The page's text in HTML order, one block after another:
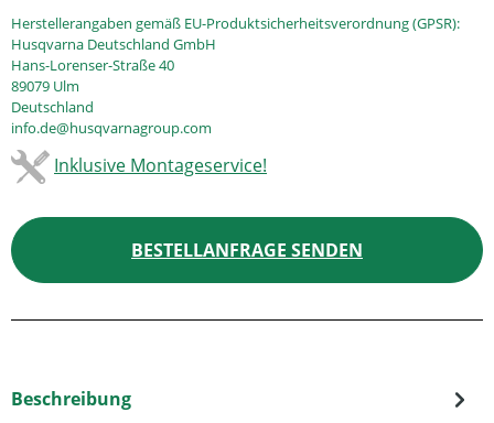
Herstellerangaben gemäß EU-Produktsicherheitsverordnung (GPSR):
Husqvarna Deutschland GmbH
Hans-Lorenser-Straße 40
89079 Ulm
Deutschland
info.de@husqvarnagroup.com
Inklusive Montageservice!
BESTELLANFRAGE SENDEN
Beschreibung